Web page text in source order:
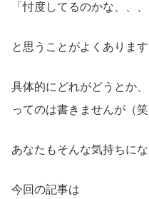
「忖度してるのかな、、、
と思うことがよくあります
具体的にどれがどうとか、
ってのは書きませんが（笑
あなたもそんな気持ちに
今回の記事は